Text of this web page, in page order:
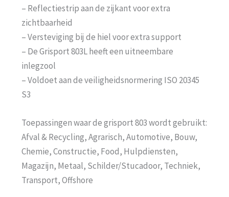
– Reflectiestrip aan de zijkant voor extra
zichtbaarheid
– Versteviging bij de hiel voor extra support
– De Grisport 803L heeft een uitneembare
inlegzool
– Voldoet aan de veiligheidsnormering ISO 20345
S3
Toepassingen waar de grisport 803 wordt gebruikt:
Afval & Recycling, Agrarisch, Automotive, Bouw,
Chemie, Constructie, Food, Hulpdiensten,
Magazijn, Metaal, Schilder/Stucadoor, Techniek,
Transport, Offshore